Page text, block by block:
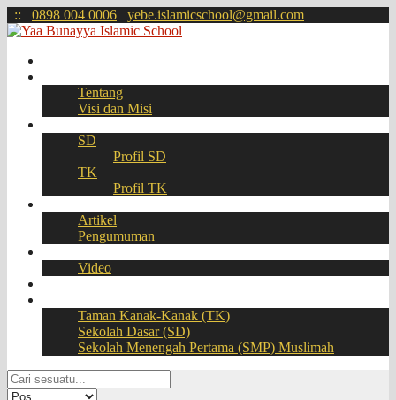
:: 0898 004 0006 yebe.islamicschool@gmail.com
Tentang
Visi dan Misi
SD
Profil SD
TK
Profil TK
Artikel
Pengumuman
Video
Taman Kanak-Kanak (TK)
Sekolah Dasar (SD)
Sekolah Menengah Pertama (SMP) Muslimah